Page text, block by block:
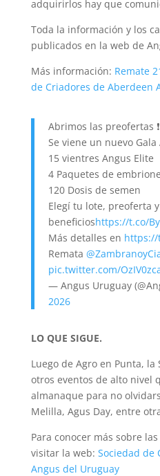
adquirirlos hay que
Toda la información y los
publicados en la web de
Más información: Remate
de Criadores de Aberdeen
Abrimos las preofertas
Se viene un nuevo
15 vientres Angus Elite
4 Paquetes de
120 Dosis de semen
Elegí tu lote, preoferta
beneficioshttps://t.co/
Más detalles en https://
Remata
pic.twitter.com/
— Angus Uruguay
2026
LO QUE SIGUE.
Luego de Agro en Punta, la
otros eventos de alto nivel
almanaque para no
Melilla, Agus Day, entre
Para conocer más sobre
visitar la web: Sociedad de
Angus del Uruguay